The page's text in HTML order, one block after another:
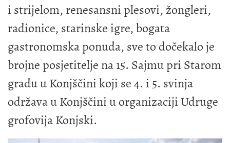
i strijelom, renesansni plesovi, žongleri,
radionice, starinske igre, bogata
gastronomska ponuda, sve to dočekalo je
brojne posjetitelje na 15. Sajmu pri Starom
gradu u Konjščini koji se 4. i 5. svinja
održava u Konjščini u organizaciji Udruge
grofovija Konjski.